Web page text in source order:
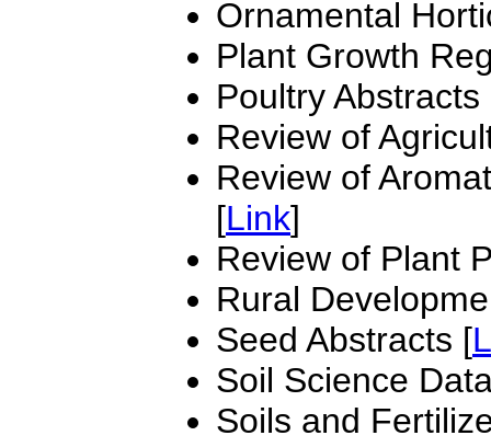
Ornamental
Plant Growth
Poultry Abstracts
Review of
Review of
[Link]
Review of Plant
Rural
Seed Abstracts [
Soil Science
Soils and